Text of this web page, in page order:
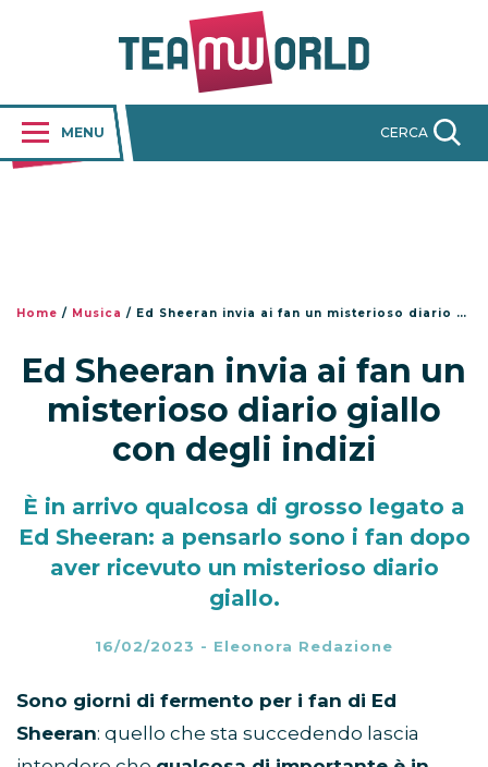
MENU CERCA
Home / Musica / Ed Sheeran invia ai fan un misterioso diario giallo con degli indizi
Ed Sheeran invia ai fan un
misterioso diario giallo
con degli indizi
È in arrivo qualcosa di grosso legato a
Ed Sheeran: a pensarlo sono i fan dopo
aver ricevuto un misterioso diario
giallo.
16/02/2023 - Eleonora Redazione
Sono giorni di fermento per i fan di Ed
Sheeran: quello che sta succedendo lascia